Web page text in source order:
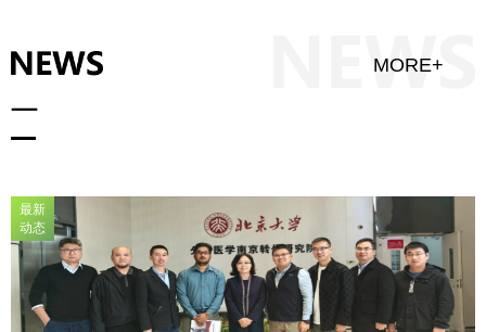
MORE+
最新
动态